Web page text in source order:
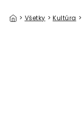
> Všetky > Kultúra >